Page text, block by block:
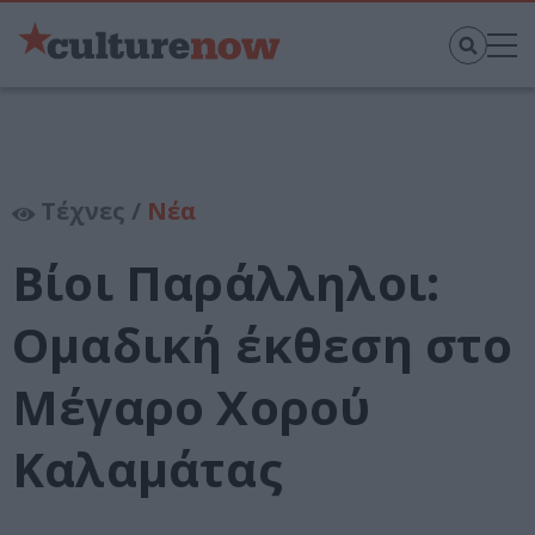
Τέχνες / Νέα
Βίοι Παράλληλοι:
Ομαδική έκθεση στο
Μέγαρο Χορού
Καλαμάτας